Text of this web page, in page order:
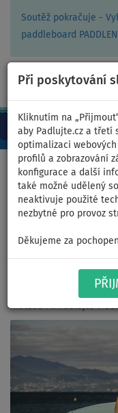
Soutěž pokračuje -
paddleboard
Při poskytování
Kliknutím na
aby Padlujte.cz a třetí
optimalizaci
profilů a zobrazování
konfigurace a další
také možné udělený
neaktivuje použité
nezbytné pro provoz
Děkujeme za
Domů >Pádlujte v
Pánský
krátký
Model je vysoký 170